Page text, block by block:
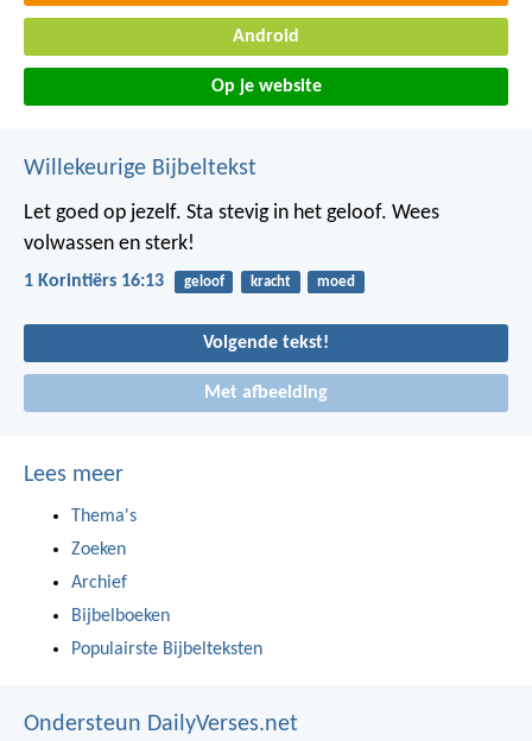
Android
Op je website
Willekeurige Bijbeltekst
Let goed op jezelf. Sta stevig in het geloof. Wees
volwassen en sterk!
1 Korintiërs 16:13 geloof kracht moed
Volgende tekst!
Met afbeelding
Lees meer
Thema's
Zoeken
Archief
Bijbelboeken
Populairste Bijbelteksten
Ondersteun DailyVerses.net